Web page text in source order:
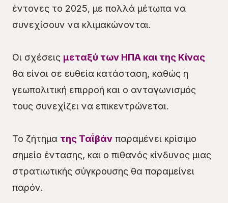
έντονες το 2025, με πολλά μέτωπα να
συνεχίσουν να κλιμακώνονται.
Οι σχέσεις μεταξύ των ΗΠΑ και της Κίνας
θα είναι σε ευθεία κατάσταση, καθώς η
γεωπολιτική επιρροή και ο ανταγωνισμός
τους συνεχίζει να επικεντρώνεται.
Το ζήτημα της Ταΐβάν παραμένει κρίσιμο
σημείο έντασης, και ο πιθανός κίνδυνος μιας
στρατιωτικής σύγκρουσης θα παραμείνει
παρόν.